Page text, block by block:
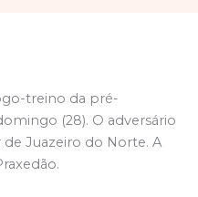
treino da pré-
(28). O adversário
Juazeiro do Norte. A